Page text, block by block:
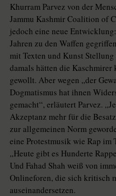
Khurram Parvez von der
Jammu Kashmir Coalition of
jedoch eine neue
Jahren zu den Waffen
mit Texten und Kunst
damals hätten die Kaschmirer
gewollt. Aber wegen „der
Dogmatismus hat ihnen
gemacht“, erläutert Parvez.
Akzeptanz mehr für die
zur allgemeinen Norm
eine Protestmusik wie Rap im
„Heute gibt es Hunderte
Und Fahad Shah weiß von
Onlineforen, die sich kritisch
auseinandersetzen.